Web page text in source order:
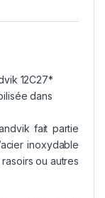
12C27*
dans
fait partie
inoxydable
ou autres